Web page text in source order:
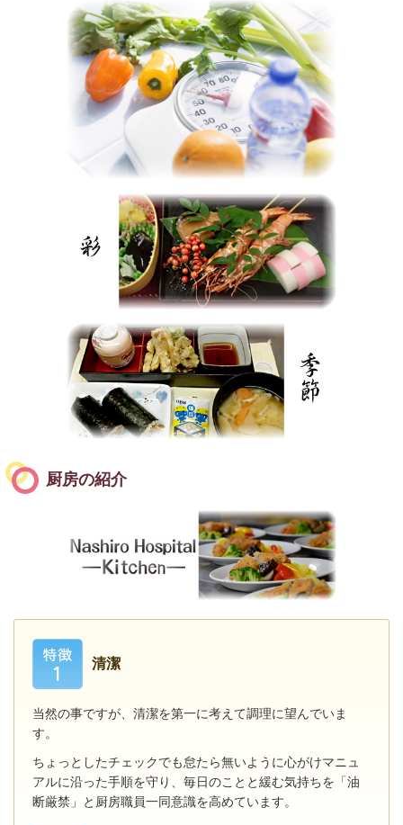
厨房の紹介
清潔
当然の事ですが、清潔を第一に考えて調理に望んでいま
す。
ちょっとしたチェックでも怠たら無いように心がけマニュ
アルに沿った手順を守り、毎日のことと緩む気持ちを「油
断厳禁」と厨房職員一同意識を高めています。